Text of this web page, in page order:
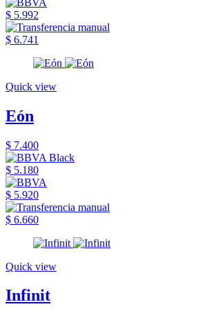
$ 5.992
$ 6.741
Quick view
Eón
$ 7.400
$ 5.180
$ 5.920
$ 6.660
Quick view
Infinit